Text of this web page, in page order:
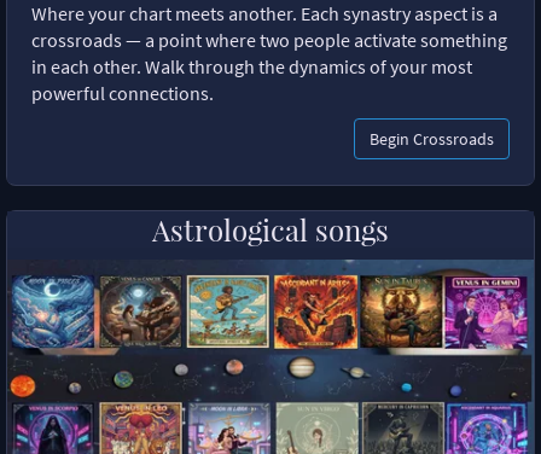
Where your chart meets another. Each synastry aspect is a
crossroads — a point where two people activate something
in each other. Walk through the dynamics of your most
powerful connections.
Begin Crossroads
Astrological songs